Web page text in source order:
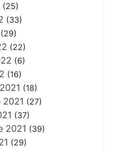
(25)
(33)
(29)
(22)
(6)
(16)
(18)
(27)
(37)
2021 (39)
(29)